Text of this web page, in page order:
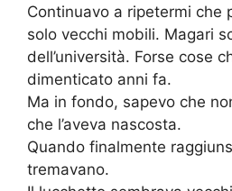
Continuavo a ripetermi che
solo vecchi mobili. Magari
dell’università. Forse cose
dimenticato anni fa.
Ma in fondo, sapevo che
che l’aveva nascosta.
Quando finalmente
tremavano.